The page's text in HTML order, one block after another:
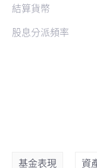
結算貨幣
股息分派頻率
基金表現 資